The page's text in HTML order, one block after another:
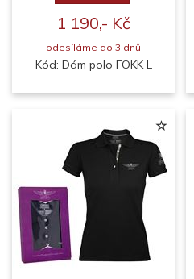
1 190,- Kč
odesíláme do 3 dnů
Kód: Dám polo FOKK L